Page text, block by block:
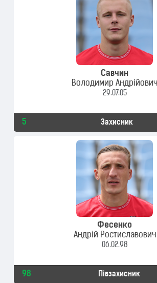
Савчин
Володимир Андрійович
29.07.05
5 Захисник
Фесенко
Андрій Ростиславович
06.02.98
98 Півзахисник